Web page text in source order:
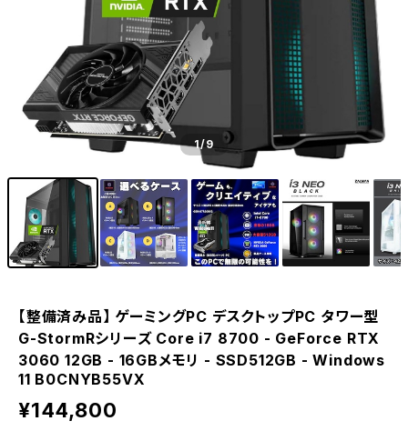
1/9
【整備済み品】 ゲーミングPC デスクトップPC タワー型
G-StormRシリーズ Core i7 8700 - GeForce RTX
3060 12GB - 16GBメモリ - SSD512GB - Windows
11 B0CNYB55VX
¥144,800